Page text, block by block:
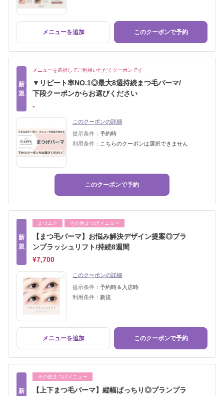
メニューを追加 このクーポンで予約
新
規
メニューを選択してご利用いただくクーポンです
▼リピート率NO.1◎最大8週持続まつ毛パーマ/
下段クーポンからお選びください
‐
このクーポンの詳細
提示条件： 予約時
利用条件： こちらのクーポンは選択できません
このクーポンで予約
新
規
まつエク その他まつげメニュー
【まつ毛パーマ】お悩み解決デザイン提案◎プラ
ンプラッシュリフト/持続8週間
¥7,700
このクーポンの詳細
提示条件： 予約時＆入店時
利用条件： 新規
メニューを追加 このクーポンで予約
新
その他まつげメニュー
【上下まつ毛パーマ】縦幅ぱっちり◎プランプラ